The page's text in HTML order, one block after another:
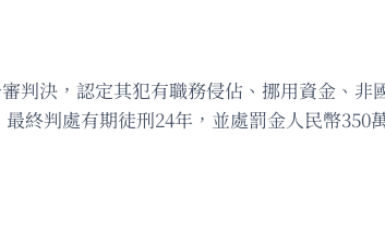
判決，認定其犯有職務侵佔、挪用資金、非
終判處有期徒刑24年，並處罰金人民幣350